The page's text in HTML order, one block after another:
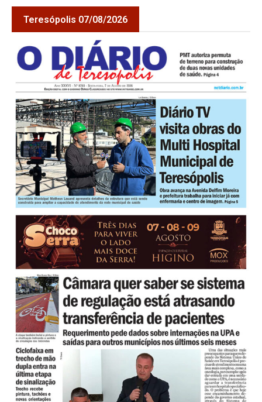
Teresópolis 07/08/2026